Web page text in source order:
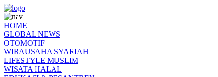
HOME
GLOBAL NEWS
OTOMOTIF
WIRAUSAHA SYARIAH
LIFESTYLE MUSLIM
WISATA HALAL